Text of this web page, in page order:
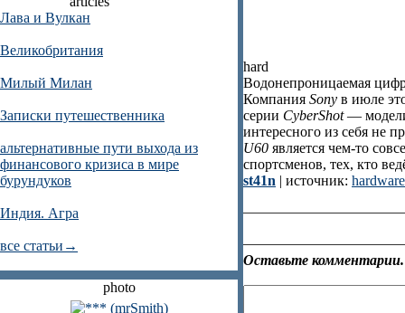
Лава и Вулкан
Великобритания
Милый Милан
Записки путешественника
альтернативные пути выхода из
финансового кризиса в мире
бурундуков
Индия. Агра
все статьи→
photo
hard
Водонепроницаемая
Компания Sony в июле
серии CyberShot—
интересного из себя не
U60 является чем-то
спортсменов, тех, кто
st41n | источник:
Оставьте